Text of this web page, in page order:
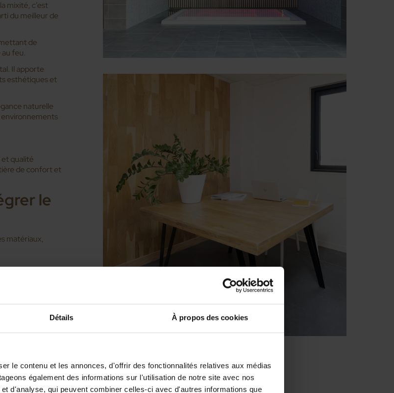
Détails À propos des cookies
le contenu et les annonces, d'offrir des fonctionnalités relatives aux médias
également des informations sur l'utilisation de notre site avec nos
d'analyse, qui peuvent combiner celles-ci avec d'autres informations que
mixité, c’est
du meilleur de
de
feu.
Il apporte
esthétiques et
naturelle
qualité
de confort et
le
matériaux,
non
nationale.
en
Architectes,
la main dès
est
et